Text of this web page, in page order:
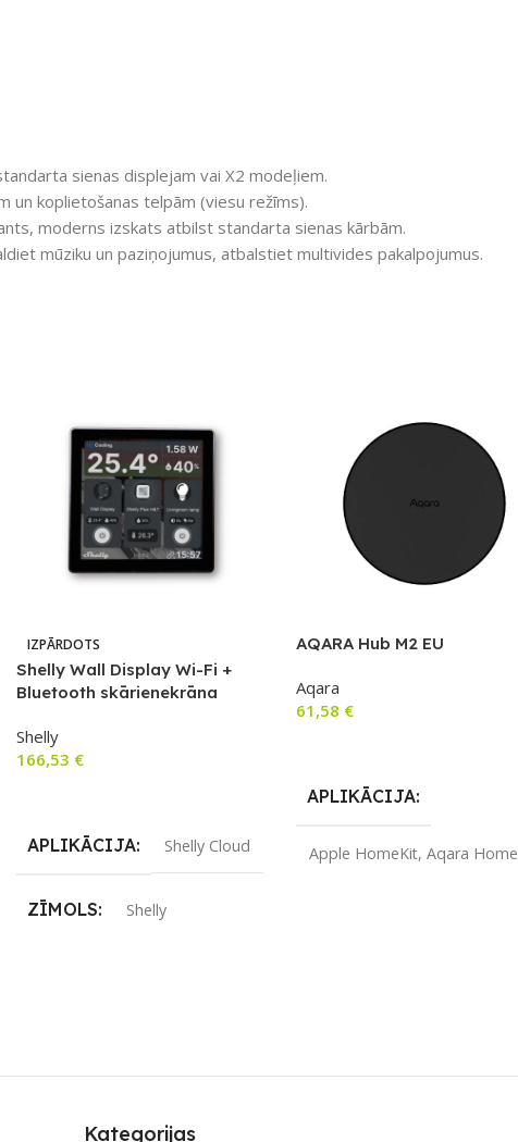
sienas displejam vai X2 modeļiem.
un koplietošanas telpām (viesu režīms).
moderns izskats atbilst standarta sienas kārbām.
mūziku un paziņojumus, atbalstiet multivides pakalpojumus.
IZPĀRDOTS
Shelly Wall Display Wi-Fi +
Bluetooth skārienekrāna
panelis
Shelly
166,53 €
APLIKĀCIJA Shelly Cloud
ZĪMOLS Shelly
AQARA Hub M2 EU
Aqara
61,58 €
APLIKĀCIJA
Apple HomeKit, Aqara Home
Kategorijas